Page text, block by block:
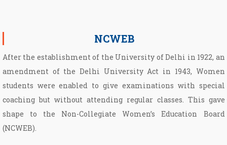
NCWEB
After the establishment of the University of Delhi in 1922, an
amendment of the Delhi University Act in 1943, Women
students were enabled to give examinations with special
coaching but without attending regular classes. This gave
shape to the Non­-Collegiate Women’s Education Board
(NCWEB).